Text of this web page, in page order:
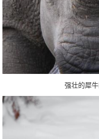
强壮的犀